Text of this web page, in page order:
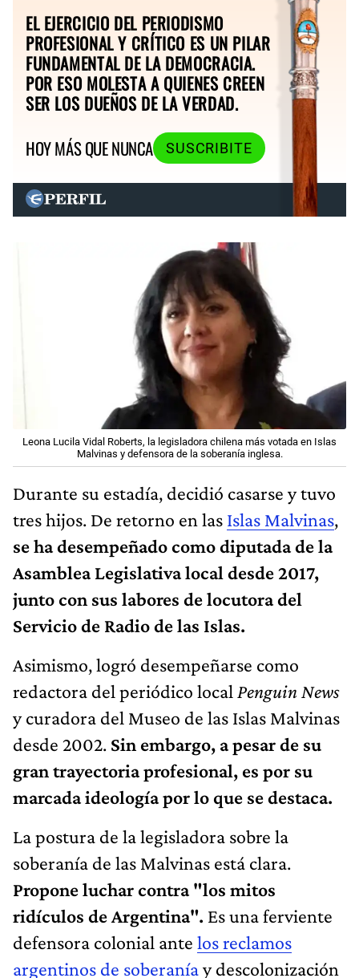
EL EJERCICIO DEL PERIODISMO
PROFESIONAL Y CRÍTICO ES UN PILAR
FUNDAMENTAL DE LA DEMOCRACIA.
POR ESO MOLESTA A QUIENES CREEN
SER LOS DUEÑOS DE LA VERDAD.
HOY MÁS QUE NUNCA
SUSCRIBITE
Leona Lucila Vidal Roberts, la legisladora chilena más votada en Islas
Malvinas y defensora de la soberanía inglesa.
Durante su estadía, decidió casarse y tuvo
tres hijos. De retorno en las Islas Malvinas,
se ha desempeñado como diputada de la
Asamblea Legislativa local desde 2017,
junto con sus labores de locutora del
Servicio de Radio de las Islas.
Asimismo, logró desempeñarse como
redactora del periódico local Penguin News
y curadora del Museo de las Islas Malvinas
desde 2002. Sin embargo, a pesar de su
gran trayectoria profesional, es por su
marcada ideología por lo que se destaca.
La postura de la legisladora sobre la
soberanía de las Malvinas está clara.
Propone luchar contra "los mitos
ridículos de Argentina". Es una ferviente
defensora colonial ante los reclamos
argentinos de soberaníay descolonización